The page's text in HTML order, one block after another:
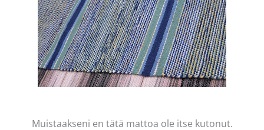
Muistaakseni en tätä mattoa ole itse kutonut.